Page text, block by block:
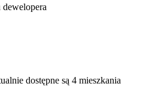
dostępne są 4 mieszkania